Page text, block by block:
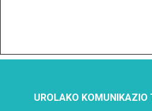
UROLAKO KOMUNIKAZIO